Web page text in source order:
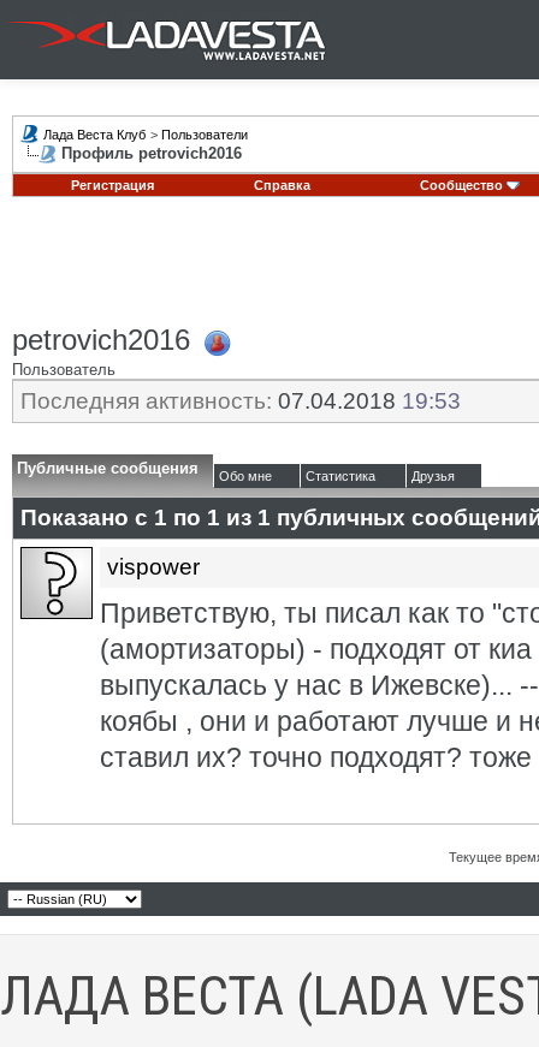
Лада Веста Клуб > Пользователи
Профиль petrovich2016
Регистрация Справка Сообщество
petrovich2016
Пользователь
Последняя активность: 07.04.2018 19:53
Публичные сообщения Обо мне Статистика Друзья
Показано с 1 по 1 из 1 публичных
vispower
Приветствую, ты писал как то
(амортизаторы) - подходят от киа
выпускалась у нас в Ижевске)...
коябы , они и работают лучше и
ставил их? точно подходят? тоже
Текущее
ЛАДА ВЕСТА (LADA